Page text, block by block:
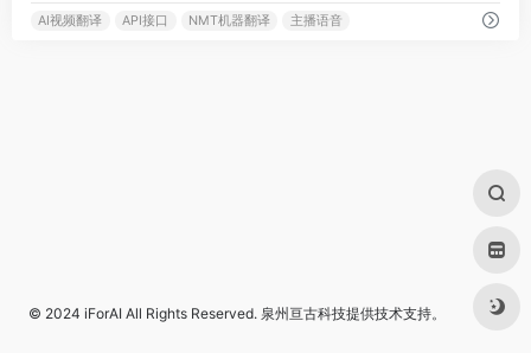
AI视频翻译 API接口 NMT机器翻译 主播语音
© 2024 iForAI All Rights Reserved. 泉州亘古科技提供技术支持。